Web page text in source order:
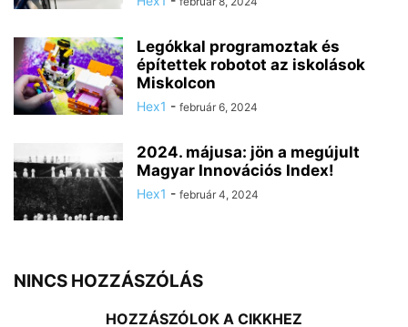
Legókkal programoztak és
építettek robotot az iskolások
Miskolcon
Hex1 - február 6, 2024
2024. májusa: jön a megújult
Magyar Innovációs Index!
Hex1 - február 4, 2024
NINCS HOZZÁSZÓLÁS
HOZZÁSZÓLOK A CIKKHEZ